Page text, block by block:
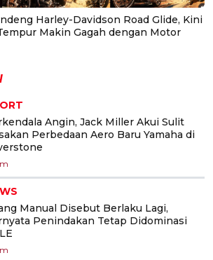
Harley-Davidson Road Glide, Kini
Makin Gagah dengan Motor
Angin, Jack Miller Akui Sulit
Perbedaan Aero Baru Yamaha di
Manual Disebut Berlaku Lagi,
Penindakan Tetap Didominasi